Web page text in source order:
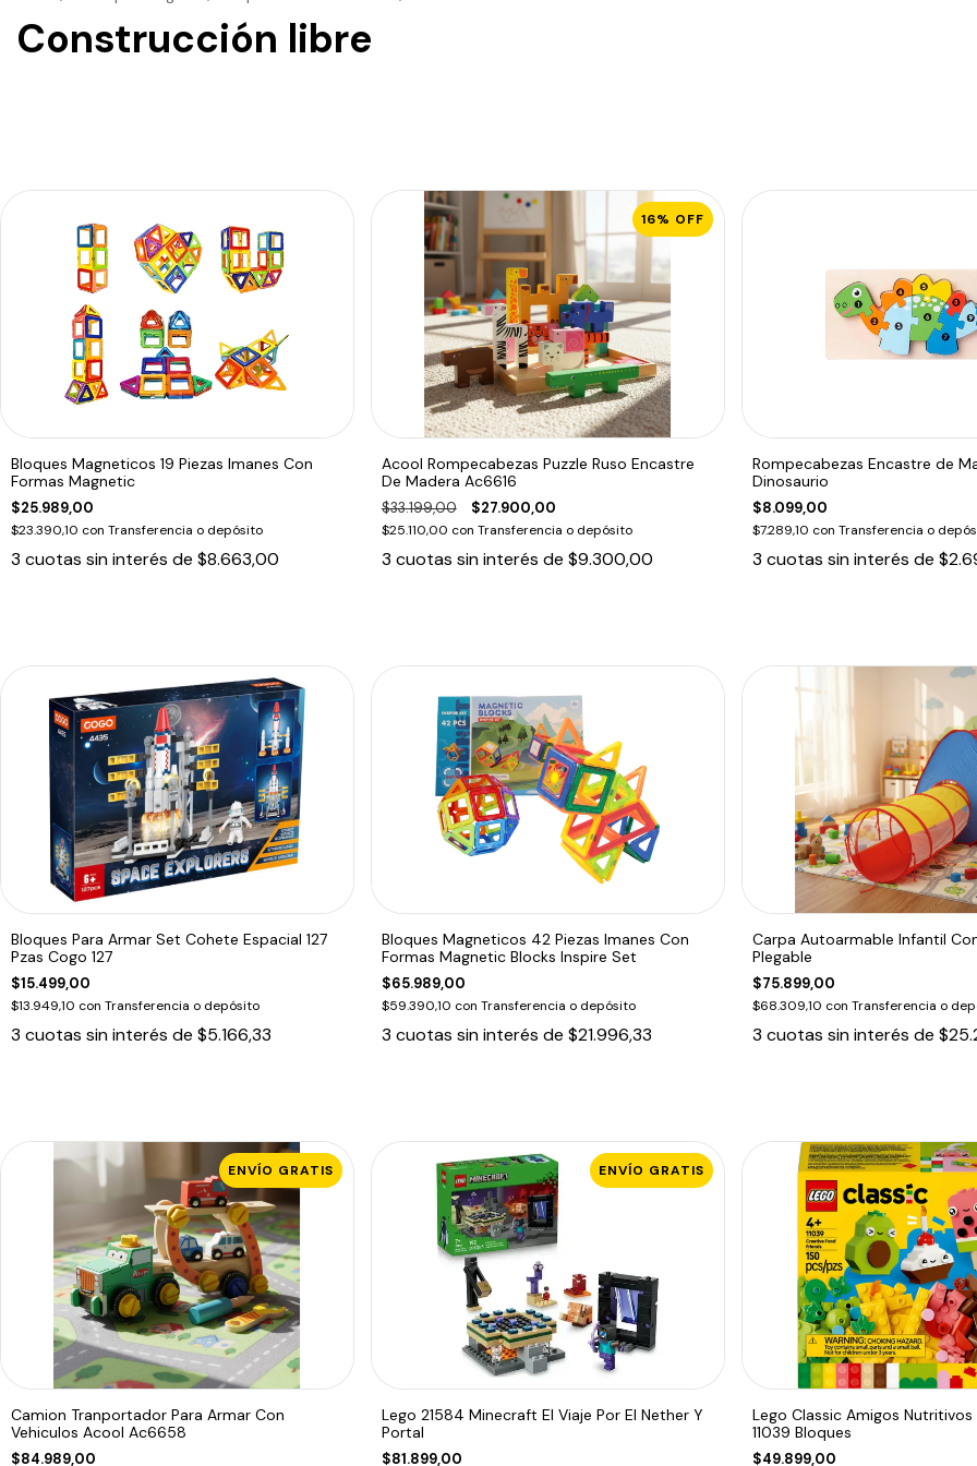
Construcción libre
Bloques Magneticos 19 Piezas Imanes Con
Formas Magnetic
$25.989,00
$23.390,10 con Transferencia o depósito
3 cuotas sin interés de $8.663,00
16% OFF
Acool Rompecabezas Puzzle Ruso Encastre
De Madera Ac6616
$33.199,00 $27.900,00
$25.110,00 con Transferencia o depósito
3 cuotas sin interés de $9.300,00
Rompecabezas Encastre de
Dinosaurio
$8.099,00
$7.289,10 con Transferencia o
3 cuotas sin interés de
Bloques Para Armar Set Cohete Espacial 127
Pzas Cogo 127
$15.499,00
$13.949,10 con Transferencia o depósito
3 cuotas sin interés de $5.166,33
Bloques Magneticos 42 Piezas Imanes Con
Formas Magnetic Blocks Inspire Set
$65.989,00
$59.390,10 con Transferencia o depósito
3 cuotas sin interés de $21.996,33
Carpa Autoarmable Infantil
Plegable
$75.899,00
$68.309,10 con Transferencia o
3 cuotas sin interés de
ENVÍO GRATIS
Camion Tranportador Para Armar Con
Vehiculos Acool Ac6658
$84.989,00
ENVÍO GRATIS
Lego 21584 Minecraft El Viaje Por El Nether Y
Portal
$81.899,00
Lego Classic Amigos
11039 Bloques
$49.899,00